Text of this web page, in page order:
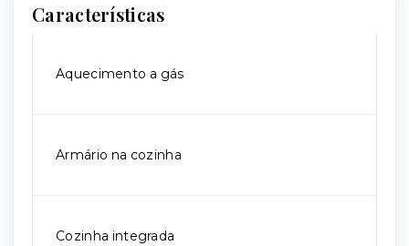
Características
Aquecimento a gás
Armário na cozinha
Cozinha integrada